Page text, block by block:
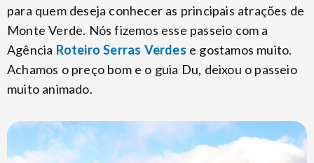
para quem deseja conhecer as principais atrações de
Monte Verde. Nós fizemos esse passeio com a
Agência Roteiro Serras Verdes e gostamos muito.
Achamos o preço bom e o guia Du, deixou o passeio
muito animado.